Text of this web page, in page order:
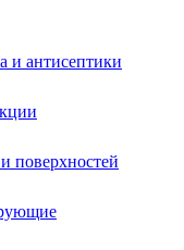
и антисептики
поверхностей